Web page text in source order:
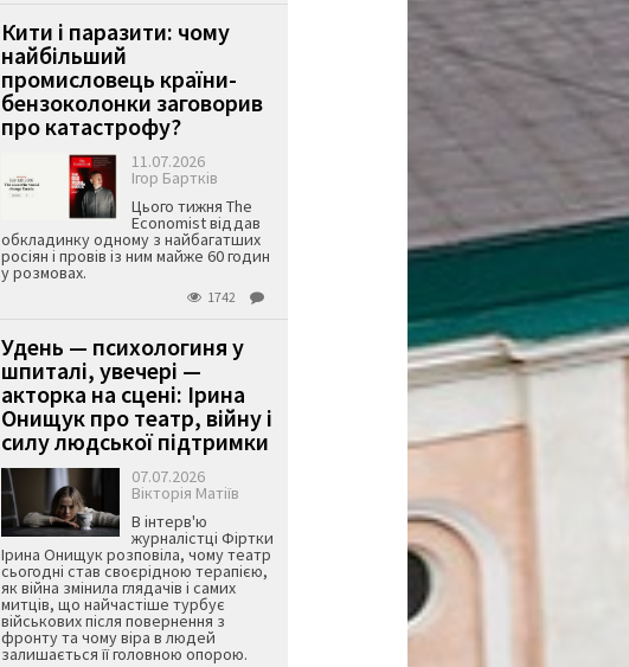
Кити і паразити: чому
найбільший
промисловець країни-
бензоколонки заговорив
про катастрофу?
11.07.2026
Ігор Бартків
Цього тижня The
Economist віддав
обкладинку одному з найбагатших
росіян і провів із ним майже 60 годин
у розмовах.
1742
Удень — психологиня у
шпиталі, увечері —
акторка на сцені: Ірина
Онищук про театр, війну і
силу людської підтримки
07.07.2026
Вікторія Матіїв
В інтерв'ю
журналістці Фіртки
Ірина Онищук розповіла, чому театр
сьогодні став своєрідною терапією,
як війна змінила глядачів і самих
митців, що найчастіше турбує
військових після повернення з
фронту та чому віра в людей
залишається її головною опорою.